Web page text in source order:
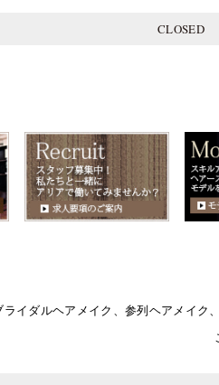
CLOSED
イダルヘアメイク、参列ヘアメイ